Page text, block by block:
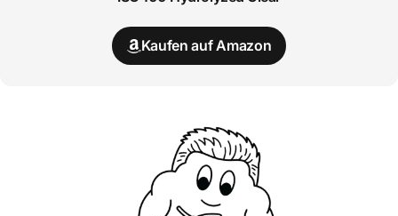
Kaufen auf Amazon